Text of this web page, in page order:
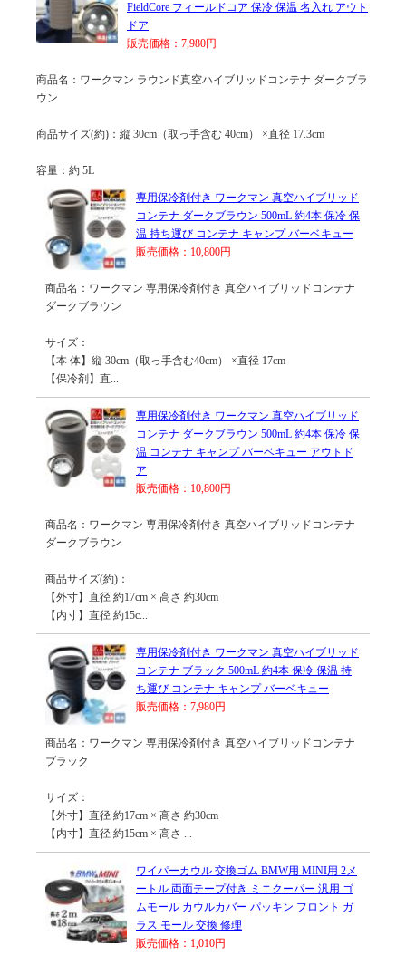
FieldCore フィールドコア 保冷 保温 名入れ アウト
ドア
販売価格：7,980円
商品名：ワークマン ラウンド真空ハイブリッドコンテナ ダークブラ
ウン
商品サイズ(約)：縦 30cm（取っ手含む 40cm） ×直径 17.3cm
容量：約 5L
専用保冷剤付き ワークマン 真空ハイブリッド
コンテナ ダークブラウン 500mL 約4本 保冷 保
温 持ち運び コンテナ キャンプ バーベキュー
販売価格：10,800円
商品名：ワークマン 専用保冷剤付き 真空ハイブリッドコンテナ
ダークブラウン
サイズ：
【本 体】縦 30cm（取っ手含む40cm） ×直径 17cm
【保冷剤】直...
専用保冷剤付き ワークマン 真空ハイブリッド
コンテナ ダークブラウン 500mL 約4本 保冷 保
温 コンテナ キャンプ バーベキュー アウトド
ア
販売価格：10,800円
商品名：ワークマン 専用保冷剤付き 真空ハイブリッドコンテナ
ダークブラウン
商品サイズ(約)：
【外寸】直径 約17cm × 高さ 約30cm
【内寸】直径 約15c...
専用保冷剤付き ワークマン 真空ハイブリッド
コンテナ ブラック 500mL 約4本 保冷 保温 持
ち運び コンテナ キャンプ バーベキュー
販売価格：7,980円
商品名：ワークマン 専用保冷剤付き 真空ハイブリッドコンテナ
ブラック
サイズ：
【外寸】直径 約17cm × 高さ 約30cm
【内寸】直径 約15cm × 高さ ...
ワイパーカウル 交換ゴム BMW用 MINI用 2メ
ートル 両面テープ付き ミニクーパー 汎用 ゴ
ムモール カウルカバー パッキン フロント ガ
ラス モール 交換 修理
販売価格：1,010円